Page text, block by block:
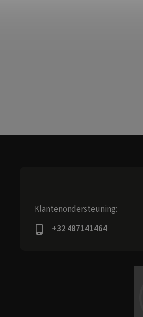
Klantenondersteuning:
+32 487141464